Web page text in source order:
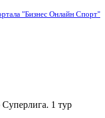
"Бизнес Онлайн Спорт"
1 тур